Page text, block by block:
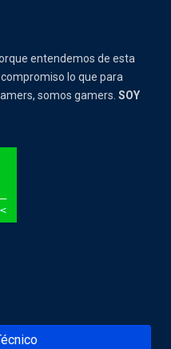
entendemos de esta
lo que para
somos gamers. SOY